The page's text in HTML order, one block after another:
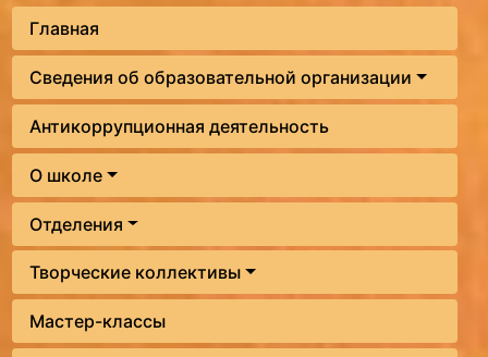
Главная
Сведения об образовательной организации
Антикоррупционная деятельность
О школе
Отделения
Творческие коллективы
Мастер-классы